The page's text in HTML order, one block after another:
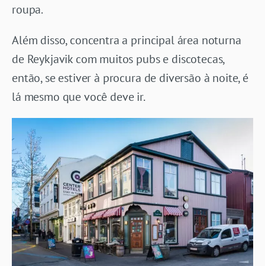
roupa.
Além disso, concentra a principal área noturna
de Reykjavik com muitos pubs e discotecas,
então, se estiver à procura de diversão à noite, é
lá mesmo que você deve ir.